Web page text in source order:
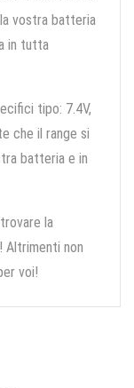
vostra batteria
in tutta
tipo: 7.4V,
che il range si
batteria e in
la
Altrimenti non
voi!